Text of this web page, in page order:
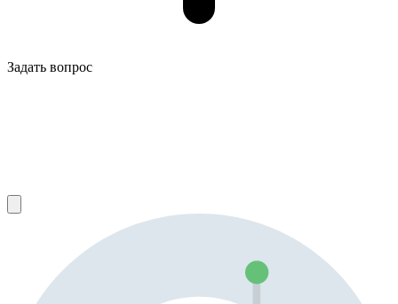
Задать вопрос